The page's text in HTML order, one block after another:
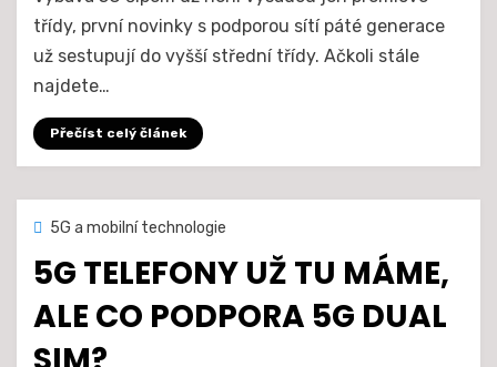
telefony
už
třídy, první novinky s podporou sítí páté generace
už sestupují do vyšší střední třídy. Ačkoli stále
najdete…
Přečíst celý článek
Zveřejněno
7. 10. 2020
5G a mobilní technologie
5G TELEFONY UŽ TU MÁME,
ALE CO PODPORA 5G DUAL